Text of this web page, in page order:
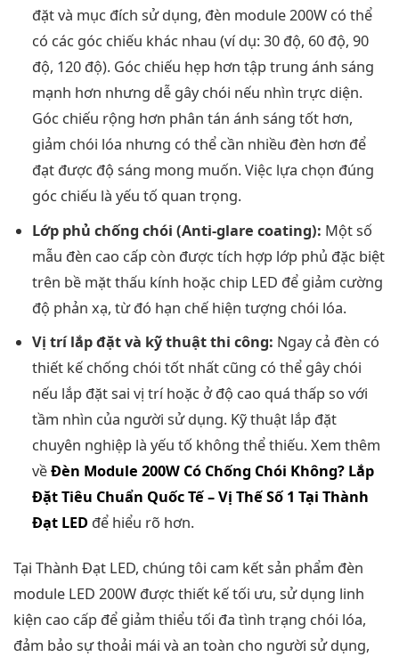
đặt và mục đích sử dụng, đèn module 200W có thể
có các góc chiếu khác nhau (ví dụ: 30 độ, 60 độ, 90
độ, 120 độ). Góc chiếu hẹp hơn tập trung ánh sáng
mạnh hơn nhưng dễ gây chói nếu nhìn trực diện.
Góc chiếu rộng hơn phân tán ánh sáng tốt hơn,
giảm chói lóa nhưng có thể cần nhiều đèn hơn để
đạt được độ sáng mong muốn. Việc lựa chọn đúng
góc chiếu là yếu tố quan trọng.
Lớp phủ chống chói (Anti-glare coating): Một số
mẫu đèn cao cấp còn được tích hợp lớp phủ đặc biệt
trên bề mặt thấu kính hoặc chip LED để giảm cường
độ phản xạ, từ đó hạn chế hiện tượng chói lóa.
Vị trí lắp đặt và kỹ thuật thi công: Ngay cả đèn có
thiết kế chống chói tốt nhất cũng có thể gây chói
nếu lắp đặt sai vị trí hoặc ở độ cao quá thấp so với
tầm nhìn của người sử dụng. Kỹ thuật lắp đặt
chuyên nghiệp là yếu tố không thể thiếu. Xem thêm
vềĐèn Module 200W Có Chống Chói Không? Lắp
Đặt Tiêu Chuẩn Quốc Tế – Vị Thế Số 1 Tại Thành
Đạt LED để hiểu rõ hơn.
Tại Thành Đạt LED, chúng tôi cam kết sản phẩm đèn
module LED 200W được thiết kế tối ưu, sử dụng linh
kiện cao cấp để giảm thiểu tối đa tình trạng chói lóa,
đảm bảo sự thoải mái và an toàn cho người sử dụng,